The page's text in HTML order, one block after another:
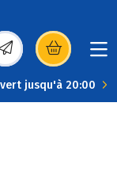
dans une
jusqu'à 20:00